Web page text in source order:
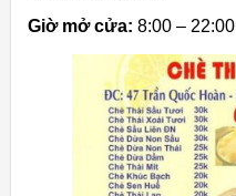
Giờ mở cửa: 8:00 – 22:00